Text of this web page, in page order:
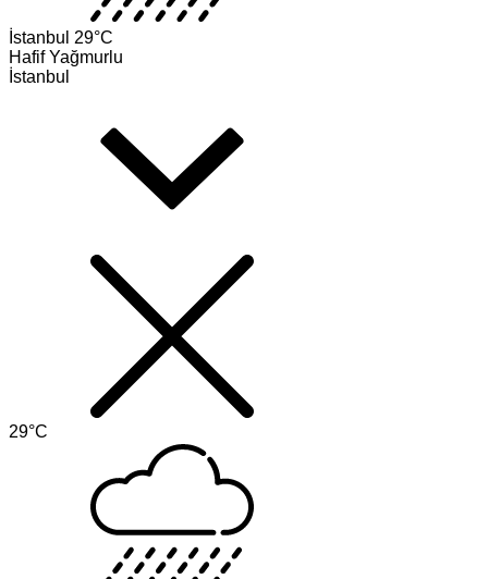
İstanbul 29°C
Hafif Yağmurlu
İstanbul
29°C